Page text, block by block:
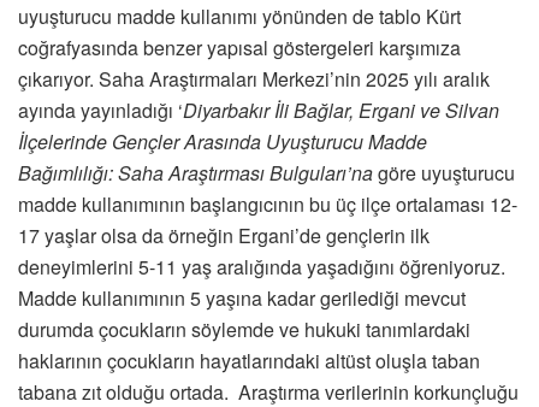
uyuşturucu madde kullanımı yönünden de tablo Kürt
coğrafyasında benzer yapısal göstergeleri karşımıza
çıkarıyor. Saha Araştırmaları Merkezi’nin 2025 yılı aralık
ayında yayınladığı ‘Diyarbakır İli Bağlar, Ergani ve Silvan
İlçelerinde Gençler Arasında Uyuşturucu Madde
Bağımlılığı: Saha Araştırması Bulguları’nagöre uyuşturucu
madde kullanımının başlangıcının bu üç ilçe ortalaması 12-
17 yaşlar olsa da örneğin Ergani’de gençlerin ilk
deneyimlerini 5-11 yaş aralığında yaşadığını öğreniyoruz.
Madde kullanımının 5 yaşına kadar gerilediği mevcut
durumda çocukların söylemde ve hukuki tanımlardaki
haklarının çocukların hayatlarındaki altüst oluşla taban
tabana zıt olduğu ortada. Araştırma verilerinin korkunçluğu